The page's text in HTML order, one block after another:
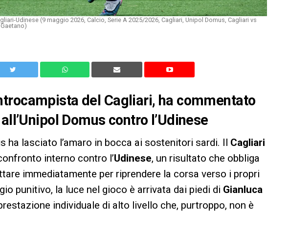
Udinese (9 maggio 2026, Calcio, Serie A 2025/2026, Cagliari, Unipol Domus, Cagliari vs
del Cagliari, ha commentato
Domus contro l’Udinese
ha lasciato l’amaro in bocca ai sostenitori sardi. Il Cagliari
interno contro l’Udinese, un risultato che obbliga
immediatamente per riprendere la corsa verso i propri
punitivo, la luce nel gioco è arrivata dai piedi di Gianluca
individuale di alto livello che, purtroppo, non è